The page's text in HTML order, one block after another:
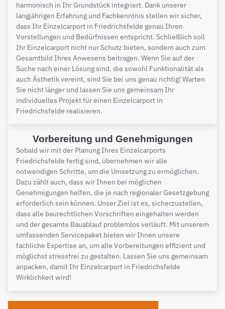
harmonisch in Ihr Grundstück integriert. Dank unserer
langjährigen Erfahrung und Fachkenntnis stellen wir sicher,
dass Ihr Einzelcarport in Friedrichsfelde genau Ihren
Vorstellungen und Bedürfnissen entspricht. Schließlich soll
Ihr Einzelcarport nicht nur Schutz bieten, sondern auch zum
Gesamtbild Ihres Anwesens beitragen. Wenn Sie auf der
Suche nach einer Lösung sind, die sowohl Funktionalität als
auch Ästhetik vereint, sind Sie bei uns genau richtig! Warten
Sie nicht länger und lassen Sie uns gemeinsam Ihr
individuelles Projekt für einen Einzelcarport in
Friedrichsfelde realisieren.
Vorbereitung und Genehmigungen
Sobald wir mit der Planung Ihres Einzelcarports
Friedrichsfelde fertig sind, übernehmen wir alle
notwendigen Schritte, um die Umsetzung zu ermöglichen.
Dazu zählt auch, dass wir Ihnen bei möglichen
Genehmigungen helfen, die je nach regionaler Gesetzgebung
erforderlich sein können. Unser Ziel ist es, sicherzustellen,
dass alle baurechtlichen Vorschriften eingehalten werden
und der gesamte Bauablauf problemlos verläuft. Mit unserem
umfassenden Servicepaket bieten wir Ihnen unsere
fachliche Expertise an, um alle Vorbereitungen effizient und
möglichst stressfrei zu gestalten. Lassen Sie uns gemeinsam
anpacken, damit Ihr Einzelcarport in Friedrichsfelde
Wirklichkeit wird!